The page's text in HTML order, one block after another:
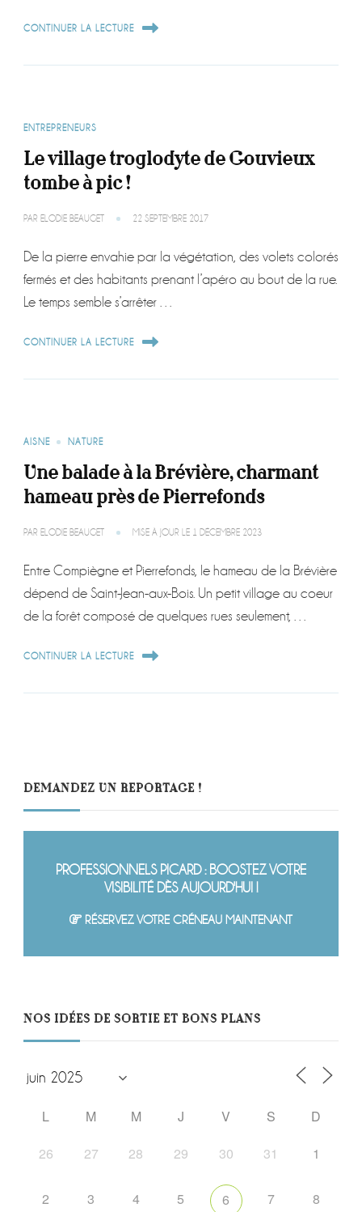
CONTINUER LA LECTURE
ENTREPRENEURS
Le village troglodyte de Gouvieux
tombe à pic !
PAR ELODIE BEAUGET 22 SEPTEMBRE 2017
De la pierre envahie par la végétation, des volets colorés
fermés et des habitants prenant l’apéro au bout de la rue.
Le temps semble s’arrêter …
CONTINUER LA LECTURE
AISNE NATURE
Une balade à la Brévière, charmant
hameau près de Pierrefonds
PAR ELODIE BEAUGET MISE À JOUR LE 1 DÉCEMBRE 2023
Entre Compiègne et Pierrefonds, le hameau de la Brévière
dépend de Saint-Jean-aux-Bois. Un petit village au coeur
de la forêt composé de quelques rues seulement, …
CONTINUER LA LECTURE
DEMANDEZ UN REPORTAGE !
PROFESSIONNELS PICARD : BOOSTEZ VOTRE
VISIBILITÉ DÈS AUJOURD'HUI !
RÉSERVEZ VOTRE CRÉNEAU MAINTENANT
NOS IDÉES DE SORTIE ET BONS PLANS
L M M J V S
D
26
27 28 29 30 31 1
2 3 4 5 6 7 8